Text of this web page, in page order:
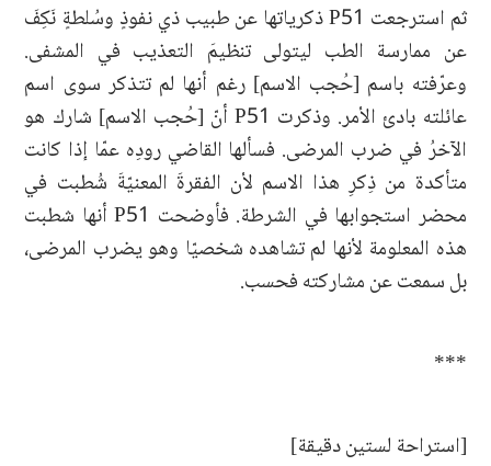
ثم استرجعت P51 ذكرياتها عن طبيب ذي نفوذٍ وسُلطةٍ نَكِفَ
عن ممارسة الطب ليتولى تنظيمَ التعذيب في المشفى.
وعرّفته باسم [حُجب الاسم] رغم أنها لم تتذكر سوى اسم
عائلته بادئ الأمر. وذكرت P51 أنّ [حُجب الاسم] شارك هو
الآخرُ في ضرب المرضى. فسألها القاضي رودِه عمّا إذا كانت
متأكدة من ذِكرِ هذا الاسم لأن الفقرةَ المعنيّةَ شُطبت في
محضر استجوابها في الشرطة. فأوضحت P51 أنها شطبت
هذه المعلومة لأنها لم تشاهده شخصيّا وهو يضرب المرضى،
بل سمعت عن مشاركته فحسب.
***
[استراحة لستين دقيقة]